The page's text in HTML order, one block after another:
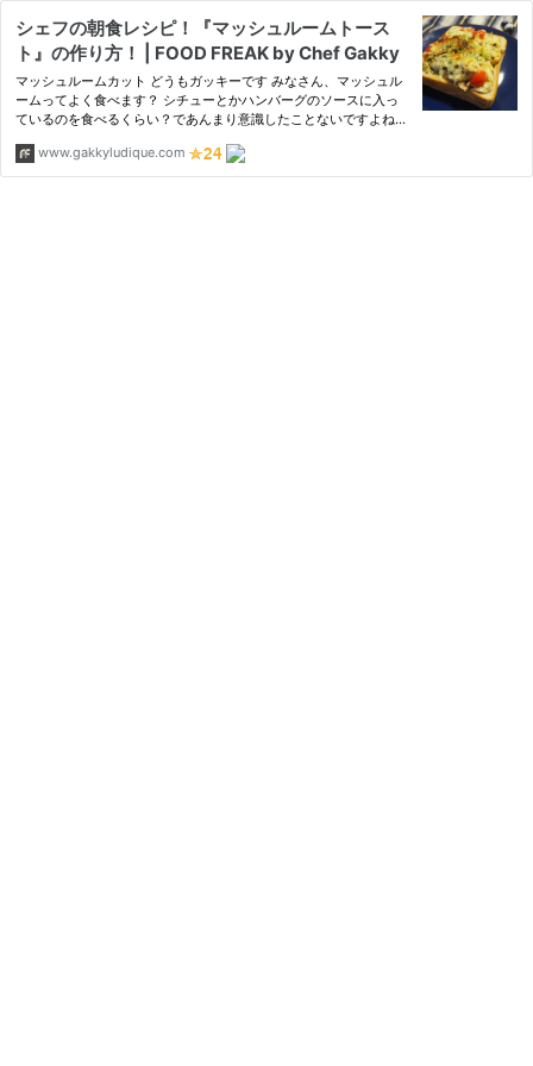
シェフの朝食レシピ！『マッシュルームトース
ト』の作り方！ | FOOD FREAK by Chef Gakky
マッシュルームカット どうもガッキーです みなさん、マッシュル
ームってよく食べます？ シチューとかハンバーグのソースに入っ
ているのを食べるくらい？であんまり意識したことないですよね？
www.gakkyludique.com